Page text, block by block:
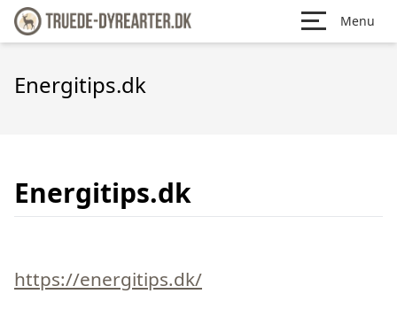
Menu
Energitips.dk
Energitips.dk
https://energitips.dk/